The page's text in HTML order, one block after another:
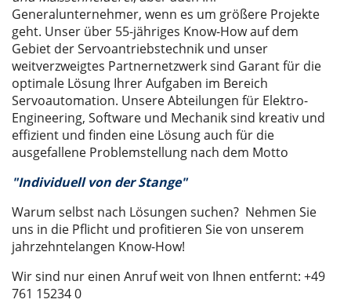
Generalunternehmer, wenn es um größere Projekte
geht. Unser über 55-jähriges Know-How auf dem
Gebiet der Servoantriebstechnik und unser
weitverzweigtes Partnernetzwerk sind Garant für die
optimale Lösung Ihrer Aufgaben im Bereich
Servoautomation. Unsere Abteilungen für Elektro-
Engineering, Software und Mechanik sind kreativ und
effizient und finden eine Lösung auch für die
ausgefallene Problemstellung nach dem Motto
"Individuell von der Stange"
Warum selbst nach Lösungen suchen? Nehmen Sie
uns in die Pflicht und profitieren Sie von unserem
jahrzehntelangen Know-How!
Wir sind nur einen Anruf weit von Ihnen entfernt: +49
761 15234 0